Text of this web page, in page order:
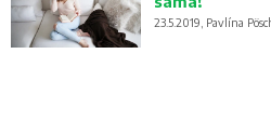
23.5.2019, Pavlína